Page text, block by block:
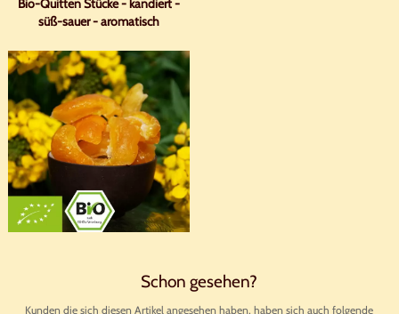
Bio-Quitten Stücke - kandiert -
süß-sauer - aromatisch
Schon gesehen?
Kunden die sich diesen Artikel angesehen haben, haben sich auch folgende